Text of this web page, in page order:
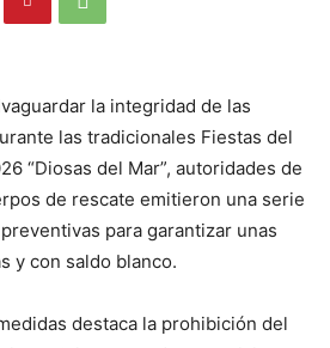
la integridad de las
las tradicionales Fiestas del
“Diosas del Mar”, autoridades de
de rescate emitieron una serie
para garantizar unas
y con saldo blanco.
destaca la prohibición del